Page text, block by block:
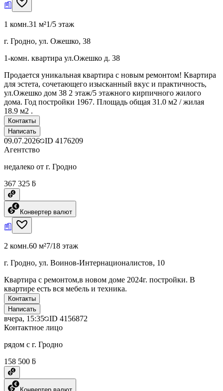
1 комн.31 м²1/5 этаж
г. Гродно, ул. Ожешко, 38
1-комн. квартира ул.Ожешко д. 38
Продается уникальная квартира с новым ремонтом! Квартира
для эстета, сочетающего изысканный вкус и практичность,
ул.Ожешко дом 38 2 этаж/5 этажного кирпичного жилого
дома. Год постройки 1967. Площадь общая 31.0 м2 / жилая
18.9 м2 .
Контакты
Написать
09.07.2026 ID 4176209
Агентство
недалеко от г. Гродно
367 325 ƃ
Конвертер валют
2 комн.60 м²7/18 этаж
г. Гродно, ул. Воинов-Интернационалистов, 10
Квартира с ремонтом,в новом доме 2024г. постройки. В
квартире есть вся мебель и техника.
Контакты
Написать
вчера, 15:35 ID 4156872
Контактное лицо
рядом с г. Гродно
158 500 ƃ